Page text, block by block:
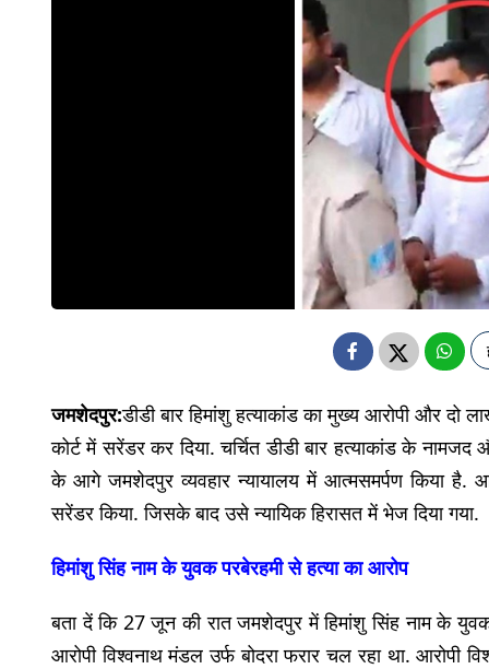
जमशेदपुर:डीडी बार हिमांशु हत्याकांड का मुख्य आरोपी और दो
कोर्ट में सरेंडर कर दिया. चर्चित डीडी बार हत्याकांड के
के आगे जमशेदपुर व्यवहार न्यायालय में आत्मसमर्पण किया है.
सरेंडर किया. जिसके बाद उसे न्यायिक हिरासत में भेज दिया गया.
हिमांशु सिंह नाम के युवक परबेरहमी से हत्या का आरोप
बता दें कि 27 जून की रात जमशेदपुर में हिमांशु सिंह नाम के
आरोपी विश्वनाथ मंडल उर्फ बोदरा फरार चल रहा था. आरोपी